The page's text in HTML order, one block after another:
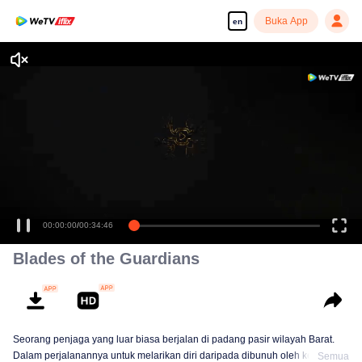
en Buka App
Enjoy smooth and HD episodes
00:00:00/00:34:46
Blades of the Guardians
Seorang penjaga yang luar biasa berjalan di padang pasir wilayah Barat.
Dalam perjalanannya untuk melarikan diri daripada dibunuh oleh kerajaan,
Semua